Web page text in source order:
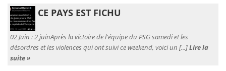
CE PAYS EST FICHU
02 Juin :2 juinAprès la victoire de l'équipe du PSG samedi et les
désordres et les violences qui ont suivi ce weekend, voici un [...]Lire la
suite »